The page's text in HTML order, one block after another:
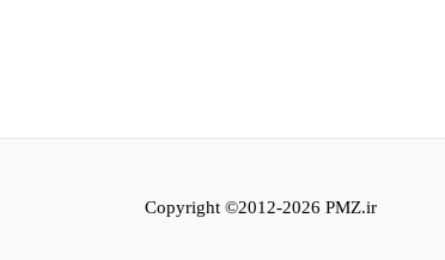
Copyright ©2012-2026 PMZ.ir